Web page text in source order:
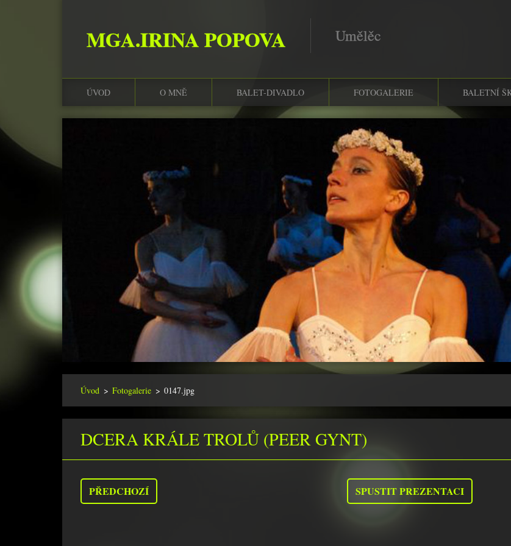
MGA.IRINA POPOVA Umělěc
ÚVOD O MNĚ BALET-DIVADLO FOTOGALERIE BALETNÍ
Úvod > Fotogalerie > 0147.jpg
DCERA KRÁLE TROLŮ (PEER GYNT)
PŘEDCHOZÍ SPUSTIT PREZENTACI